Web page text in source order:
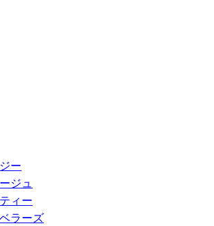
ー
ジュ
ィー
ラーズ